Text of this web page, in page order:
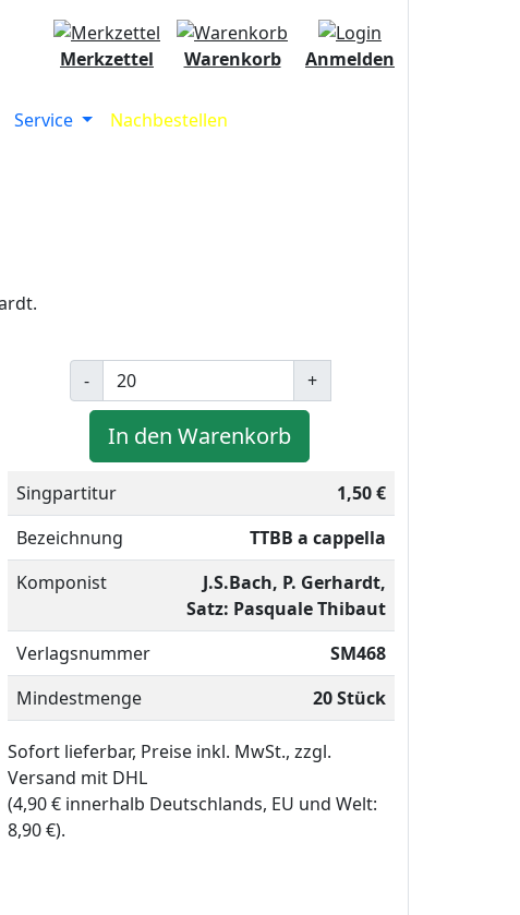
Anmelden
Warenkorb
Merkzettel
Service Nachbestellen
- +
In den Warenkorb
Singpartitur
1,50 €
Bezeichnung
TTBB a cappella
Komponist
J.S.Bach, P. Gerhardt,
Satz: Pasquale Thibaut
Verlagsnummer
SM468
Mindestmenge
20 Stück
Sofort lieferbar, Preise inkl. MwSt., zzgl.
Versand mit DHL
(4,90 € innerhalb Deutschlands, EU und Welt:
8,90 €).